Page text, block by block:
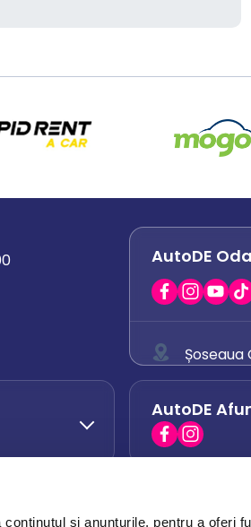
și anunțurile, pentru a oferi
AutoDE
Șoseaua
0742
AutoDE